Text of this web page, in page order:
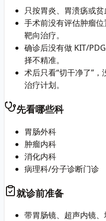
只按胃炎、胃溃疡或贫
手术前没有评估肿瘤
靶向治疗。
确诊后没有做 KIT/
择不精准。
术后只看“切干净了”
治疗计划。
先看哪些科
胃肠外科
肿瘤内科
消化内科
病理科/分子诊断门诊
就诊前准备
带胃肠镜、超声内镜